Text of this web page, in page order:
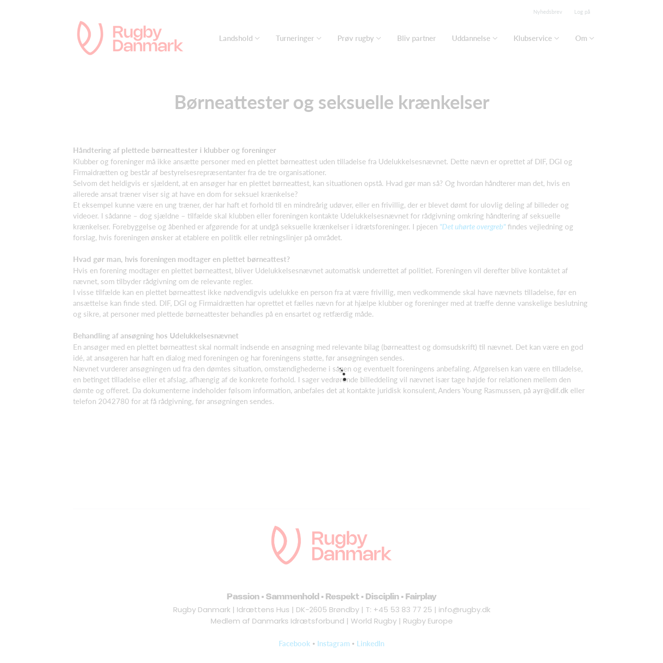
Nyhedsbrev Log på
Landshold Turneringer Prøv rugby Bliv partner Uddannelse Klubservice Om
Børneattester og seksuelle krænkelser
Håndtering af plettede børneattester i klubber og foreninger
Klubber og foreninger må ikke ansætte personer med en plettet børneattest uden tilladelse fra Udelukkelsesnævnet. Dette nævn er oprettet af DIF, DGI og
Firmaidrætten og består af bestyrelsesrepræsentanter fra de tre organisationer.
Selvom det heldigvis er sjældent, at en ansøger har en plettet børneattest, kan situationen opstå. Hvad gør man så? Og hvordan håndterer man det, hvis en
allerede ansat træner viser sig at have en dom for seksuel krænkelse?
Et eksempel kunne være en ung træner, der har haft et forhold til en mindreårig udøver, eller en frivillig, der er blevet dømt for ulovlig deling af billeder og
videoer. I sådanne – dog sjældne – tilfælde skal klubben eller foreningen kontakte Udelukkelsesnævnet for rådgivning omkring håndtering af seksuelle
krænkelser. Forebyggelse og åbenhed er afgørende for at undgå seksuelle krænkelser i idrætsforeninger. I pjecen "Det uhørte overgreb" findes vejledning og
forslag, hvis foreningen ønsker at etablere en politik eller retningslinjer på området.
Hvad gør man, hvis foreningen modtager en plettet børneattest?
Hvis en forening modtager en plettet børneattest, bliver Udelukkelsesnævnet automatisk underrettet af politiet. Foreningen vil derefter blive kontaktet af
nævnet, som tilbyder rådgivning om de relevante regler.
I visse tilfælde kan en plettet børneattest ikke nødvendigvis udelukke en person fra at være frivillig, men vedkommende skal have nævnets tilladelse, før en
ansættelse kan finde sted. DIF, DGI og Firmaidrætten har oprettet et fælles nævn for at hjælpe klubber og foreninger med at træffe denne vanskelige beslutning
og sikre, at personer med plettede børneattester behandles på en ensartet og retfærdig måde.
Behandling af ansøgning hos Udelukkelsesnævnet
En ansøger med en plettet børneattest skal normalt indsende en ansøgning med relevante bilag (børneattest og domsudskrift) til nævnet. Det kan være en god
idé, at ansøgeren har haft en dialog med foreningen og har foreningens støtte, før ansøgningen sendes.
Nævnet vurderer ansøgningen ud fra den dømtes situation, omstændighederne i sagen og eventuelt foreningens anbefaling. Afgørelsen kan være en tilladelse,
en betinget tilladelse eller et afslag, afhængig af de konkrete forhold. I sager vedrørende billeddeling vil nævnet især tage højde for relationen mellem den
dømte og offeret. Da dokumenterne indeholder følsom information, anbefales det at kontakte juridisk konsulent, Anders Young Rasmussen, på ayr@dif.dk eller
telefon 2042780 for at få rådgivning, før ansøgningen sendes.
Passion • Sammenhold • Respekt • Disciplin • Fairplay
Rugby Danmark | Idrættens Hus | DK-2605 Brøndby | T: +45 53 83 77 25 | info@rugby.dk
Medlem af Danmarks Idrætsforbund | World Rugby | Rugby Europe
Facebook • Instagram • LinkedIn